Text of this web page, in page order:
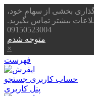
بخشی از سهام خود،
بیشتر تماس بگیرید.
09150523004
متوجه شدم
×
فهرست
حساب کاربری جستجو
پنل کاربری